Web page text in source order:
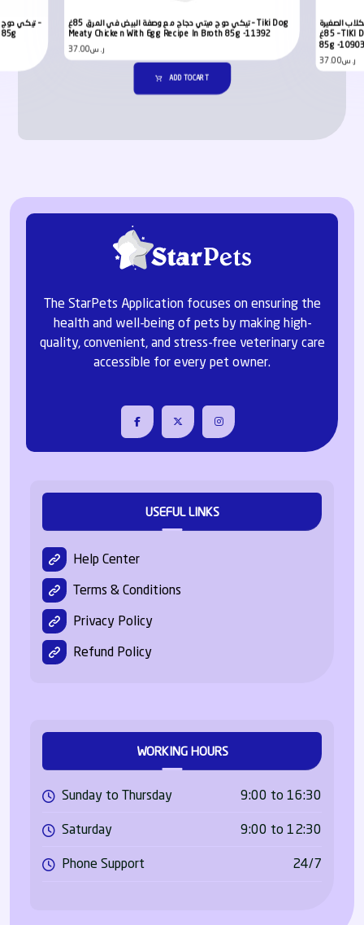
85g
تيكي دوج ميتي دجاج مع وصفة البيض في المرق 85غ – Tiki Dog
Meaty Chicken With Egg Recipe In Broth 85g -11392
ر.س37.00
ADD TO CART
الصغيرة
85غ – TIKI Dog Aloha Petites Chicken & Salmon in Broth
85g -
ر.س37.00
The StarPets Application focuses on ensuring the
health and well-being of pets by making high-
quality, convenient, and stress-free veterinary care
accessible for every pet owner.
USEFUL LINKS
Help Center
Terms & Conditions
Privacy Policy
Refund Policy
WORKING HOURS
Sunday to Thursday 9:00 to 16:30
Saturday 9:00 to 12:30
Phone Support 24/7